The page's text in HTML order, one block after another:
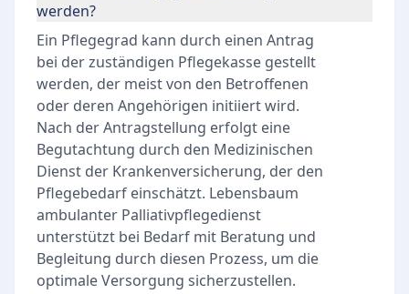
werden?
Ein Pflegegrad kann durch einen Antrag
bei der zuständigen Pflegekasse gestellt
werden, der meist von den Betroffenen
oder deren Angehörigen initiiert wird.
Nach der Antragstellung erfolgt eine
Begutachtung durch den Medizinischen
Dienst der Krankenversicherung, der den
Pflegebedarf einschätzt. Lebensbaum
ambulanter Palliativpflegedienst
unterstützt bei Bedarf mit Beratung und
Begleitung durch diesen Prozess, um die
optimale Versorgung sicherzustellen.